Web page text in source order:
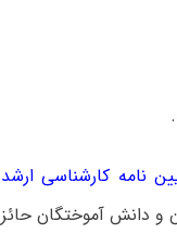
نامه کارشناسی ارشد
و دانش آموختگان حائز